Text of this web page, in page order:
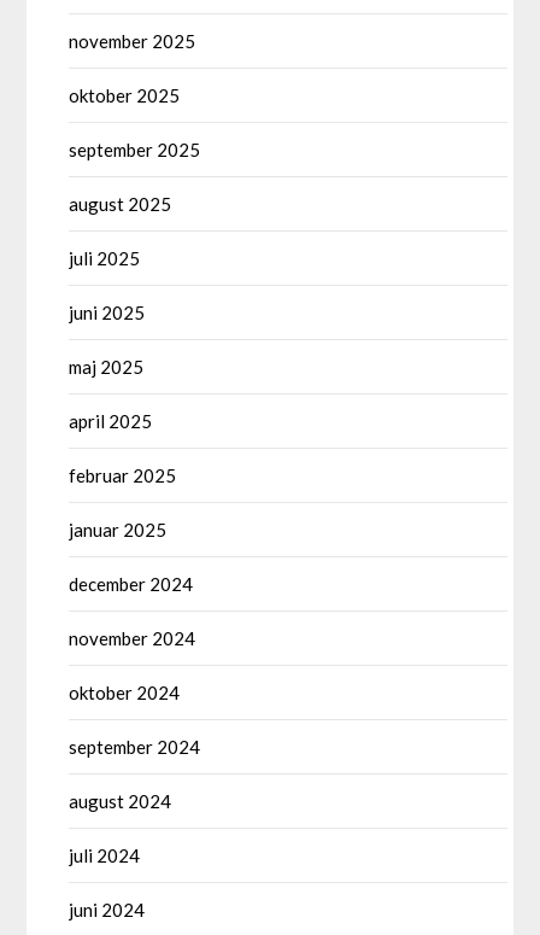
november 2025
oktober 2025
september 2025
august 2025
juli 2025
juni 2025
maj 2025
april 2025
februar 2025
januar 2025
december 2024
november 2024
oktober 2024
september 2024
august 2024
juli 2024
juni 2024